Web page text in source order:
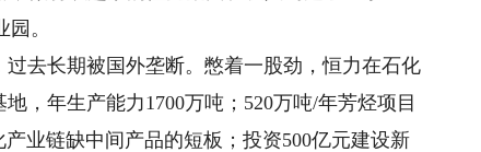
。
去长期被国外垄断。憋着一股劲，恒力在石化
，年生产能力1700万吨；520万吨/年芳烃项目
业链缺中间产品的短板；投资500亿元建设新